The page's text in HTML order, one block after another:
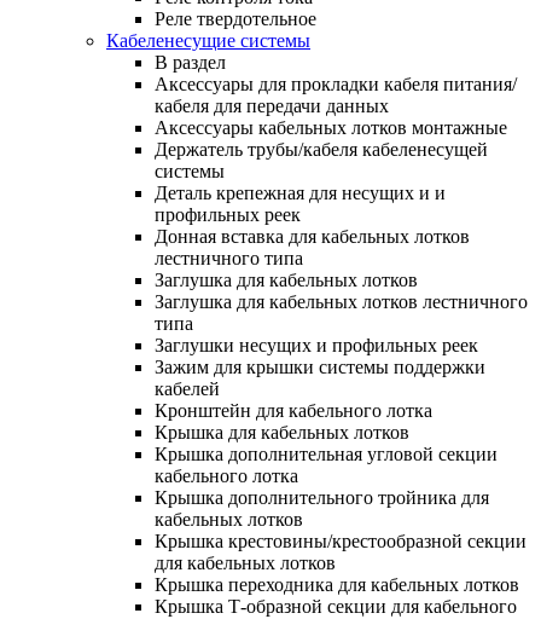
Реле твердотельное
Кабеленесущие системы
В раздел
Аксессуары для прокладки кабеля питания/
кабеля для передачи данных
Аксессуары кабельных лотков монтажные
Держатель трубы/кабеля кабеленесущей
системы
Деталь крепежная для несущих и и
профильных реек
Донная вставка для кабельных лотков
лестничного типа
Заглушка для кабельных лотков
Заглушка для кабельных лотков лестничного
типа
Заглушки несущих и профильных реек
Зажим для крышки системы поддержки
кабелей
Кронштейн для кабельного лотка
Крышка для кабельных лотков
Крышка дополнительная угловой секции
кабельного лотка
Крышка дополнительного тройника для
кабельных лотков
Крышка крестовины/крестообразной секции
для кабельных лотков
Крышка переходника для кабельных лотков
Крышка Т-образной секции для кабельного